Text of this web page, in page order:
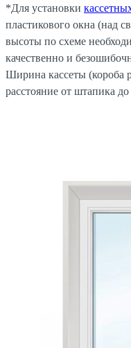
*Для установки
пластикового окна (над
высоты по схеме
качественно и
Ширина кассеты (короба
расстояние от штапика